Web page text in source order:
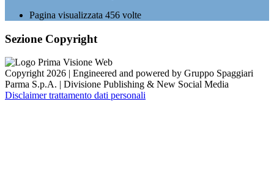
Pagina visualizzata 456 volte
Sezione Copyright
Copyright 2026 | Engineered and powered by Gruppo Spaggiari
Parma S.p.A. | Divisione Publishing & New Social Media
Disclaimer trattamento dati personali